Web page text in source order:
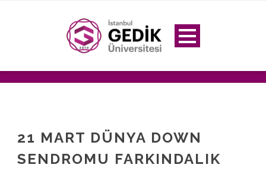
21 MART DÜNYA DOWN
SENDROMU FARKINDALIK